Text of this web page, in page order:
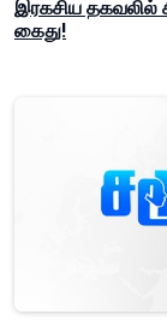
இரகசிய தகவலில்
கைது!